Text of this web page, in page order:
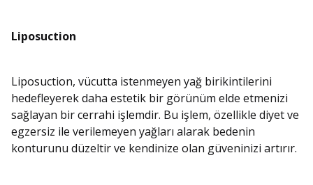
Liposuction
Liposuction, vücutta istenmeyen yağ birikintilerini
hedefleyerek daha estetik bir görünüm elde etmenizi
sağlayan bir cerrahi işlemdir. Bu işlem, özellikle diyet ve
egzersiz ile verilemeyen yağları alarak bedenin
konturunu düzeltir ve kendinize olan güveninizi artırır.